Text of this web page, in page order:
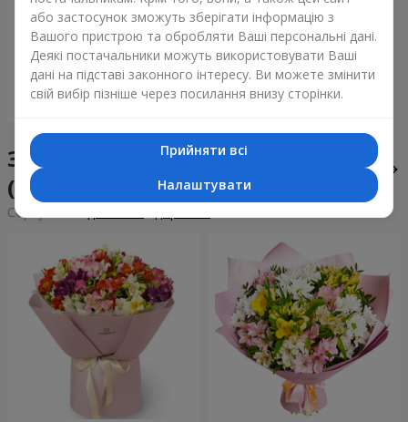
Букет "Tarnis"
7 168 грн
Замовити
Збірні букети у місті Соснівка
(Полтавський р-н)
Сортування:
або застосунок зможуть зберігати інформацію з
Вашого пристрою та обробляти Ваші персональні дані.
Деякі постачальники можуть використовувати Ваші
дані на підставі законного інтересу. Ви можете змінити
свій вибір пізніше через посилання внизу сторінки.
Прийняти всі
Налаштувати